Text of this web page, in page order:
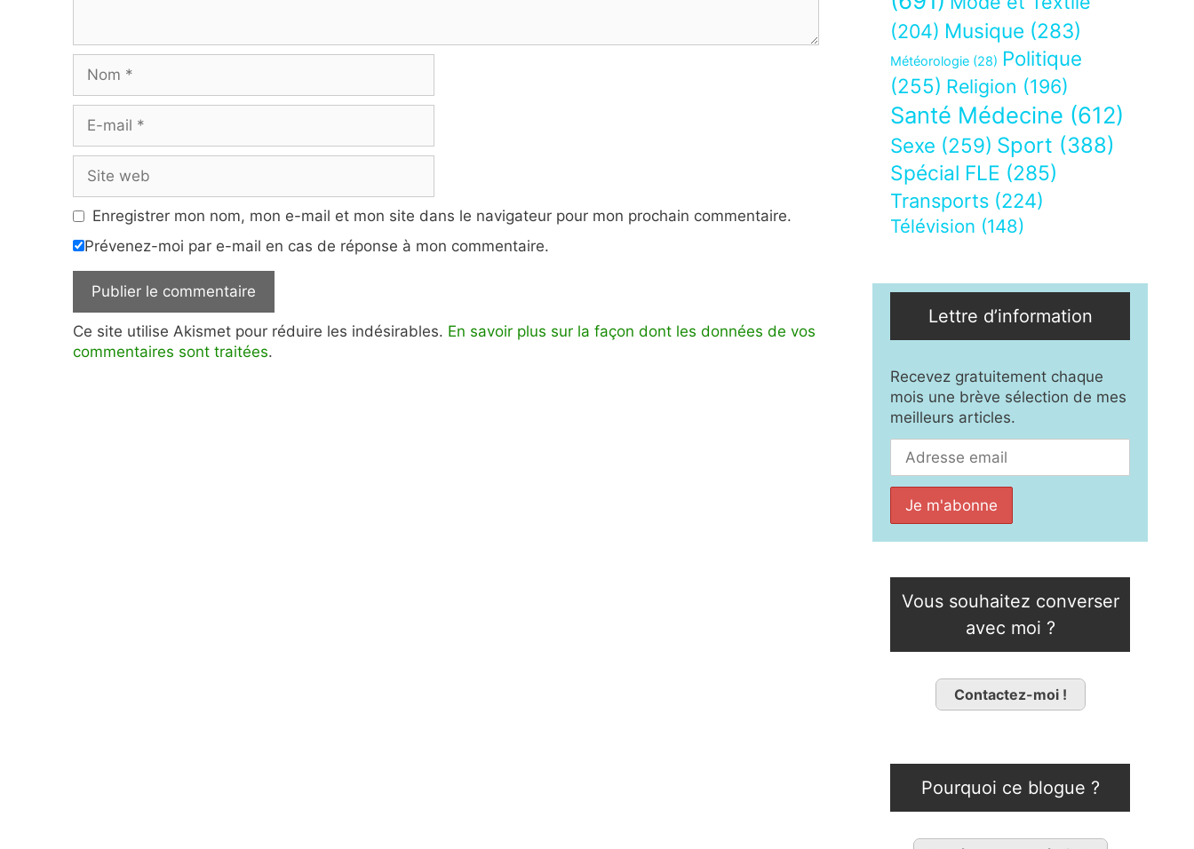
mail
web
Enregistrer mon nom, mon e-mail et mon site dans le navigateur pour mon prochain commentaire.
Prévenez-moi par e-mail en cas de réponse à mon commentaire.
Ce site utilise Akismet pour réduire les indésirables. En savoir plus sur la façon dont les données de vos
commentaires sont traitées.
(204) Musique (283)
Météorologie (28) Politique
(255) Religion (196)
Santé Médecine (612)
Sexe (259) Sport (388)
Spécial FLE (285)
Transports (224)
Télévision (148)
Lettre d’information
Recevez gratuitement chaque
mois une brève sélection de mes
meilleurs articles.
Vous souhaitez converser
avec moi ?
Contactez-moi !
Pourquoi ce blogue ?